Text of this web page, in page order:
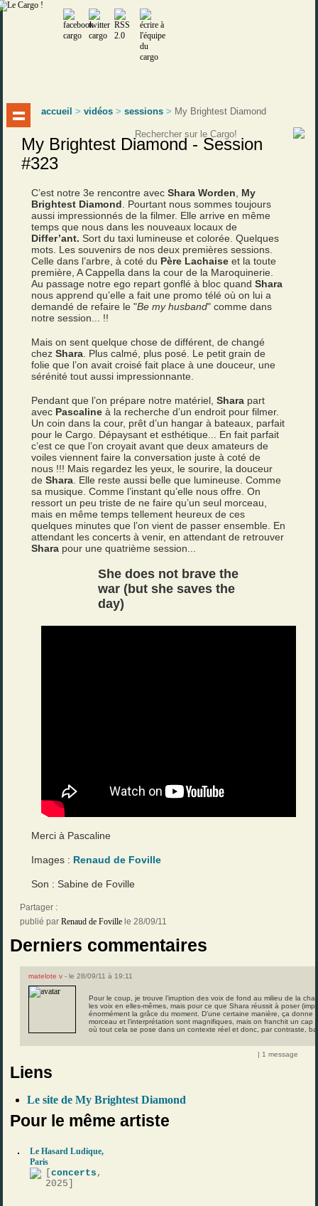
accueil >vidéos >sessions > My Brightest Diamond
My Brightest Diamond - Session
#323
C’est notre 3e rencontre avec Shara Worden
My
Brightest Diamond . Pourtant nous sommes toujours
aussi impressionnés de la filmer. Elle arrive en même
temps que nous dans les nouveaux locaux de
Differ’ant. Sort du taxi lumineuse et colorée. Quelques
mots. Les souvenirs de nos deux premières sessions.
Celle dans l’arbre, à coté du Père Lachaiseet la toute
première, A Cappella dans la cour de la Maroquinerie.
Au passage notre ego repart gonflé à bloc quandShara
nous apprend qu’elle a fait une promo télé où on lui a
demandé de refaire le "Be my husband" comme dans
notre session... !!
Mais on sent quelque chose de différent, de changé
chezShara . Plus calmé, plus posé. Le petit grain de
folie que l’on avait croisé fait place à une douceur, une
sérénité tout aussi impressionnante.
Pendant que l’on prépare notre matériel,Shara part
avec Pascalineà la recherche d’un endroit pour filmer.
Un coin dans la cour, prêt d’un hangar à bateaux, parfait
pour le Cargo. Dépaysant et esthétique... En fait parfait
c’est ce que l’on croyait avant que deux amateurs de
voiles viennent faire la conversation juste à coté de
nous !!! Mais regardez les yeux, le sourire, la douceur
deShara . Elle reste aussi belle que lumineuse. Comme
sa musique. Comme l’instant qu’elle nous offre. On
ressort un peu triste de ne faire qu’un seul morceau,
mais en même temps tellement heureux de ces
quelques minutes que l’on vient de passer ensemble. En
attendant les concerts à venir, en attendant de retrouver
Shara pour une quatrième session...
She does not brave the
war (but she saves the
day)
Merci à Pascaline
Images : Renaud de Foville
Son : Sabine de Foville
Partager :
publié par Renaud de Foville le 28/09/11
Derniers commentaires
matelote v - le 28/09/11 à 19:11
Pour le coup, je trouve l’irruption des voix de fond au milieu de la
les voix en elles-mêmes, mais pour ce que Shara réussit à poser
énormément la grâce du moment. D’une certaine manière, ça donne
morceau et l’interprétation sont magnifiques, mais on franchit un cap
où tout cela se pose dans un contexte réel et donc, par contraste,
| 1 message
Liens
Le site de My Brightest Diamond
Pour le même artiste
Le Hasard Ludique,
Paris
[concerts ,
2025]